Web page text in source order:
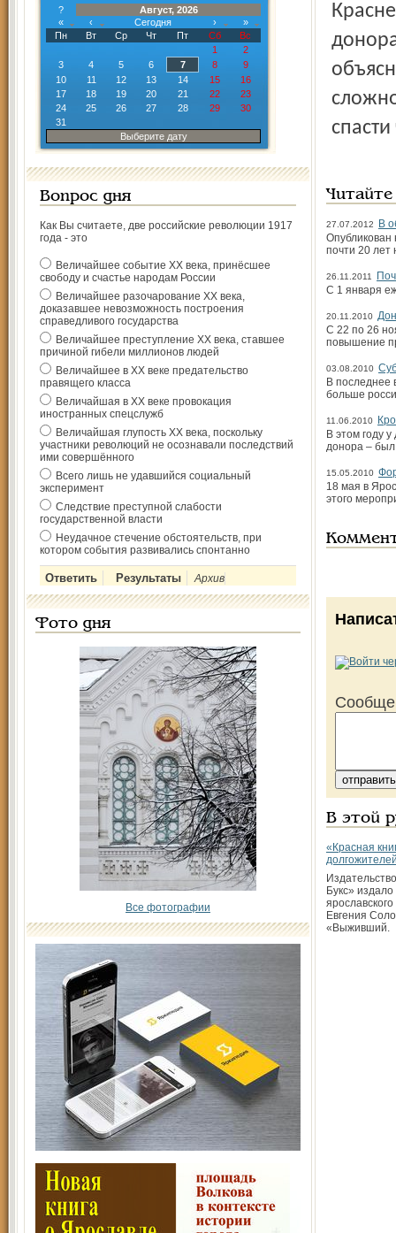
?
Август, 2026
«
‹ Сегодня ›
»
Пн
Вт Ср Чт Пт Сб
Вс
1
2
3
4 5 6 7 8
9
10
11 12 13 14 15
16
17
18 19 20 21 22
23
24
25 26 27 28 29
30
31
Выберите дату
Вопрос дня
Как Вы считаете, две российские революции 1917
года - это
Величайшее событие ХХ века, принёсшее
свободу и счастье народам России
Величайшее разочарование ХХ века,
доказавшее невозможность построения
справедливого государства
Величайшее преступление ХХ века, ставшее
причиной гибели миллионов людей
Величайшее в ХХ веке предательство
правящего класса
Величайшая в ХХ веке провокация
иностранных спецслужб
Величайшая глупость ХХ века, поскольку
участники революций не осознавали последствий
ими совершённого
Всего лишь не удавшийся социальный
эксперимент
Следствие преступной слабости
государственной власти
Неудачное стечение обстоятельств, при
котором события развивались спонтанно
Архив
Фото дня
Все фотографии
27.07.2012
В
Опубликован
почти 20 лет
26.11.2011
С 1 января
20.11.2010
С 22 по 26
повышение
03.08.2010
В последнее
больше
11.06.2010
В этом году
донора – был
15.05.2010
18 мая в
этого
В этой
«Красная
Букс» издало
Евгения
«Выживший.